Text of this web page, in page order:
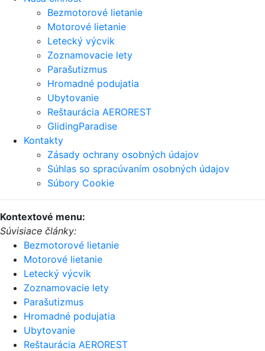
Bezmotorové lietanie
Motorové lietanie
Letecký výcvik
Zoznamovacie lety
Parašutizmus
Hromadné podujatia
Ubytovanie
Reštaurácia AEROREST
GlidingParadise
Kontakty
Zásady ochrany osobných údajov
Súhlas so spracúvaním osobných údajov
Súbory Cookie
Kontextové menu:
Súvisiace články:
Bezmotorové lietanie
Motorové lietanie
Letecký výcvik
Zoznamovacie lety
Parašutizmus
Hromadné podujatia
Ubytovanie
Reštaurácia AEROREST